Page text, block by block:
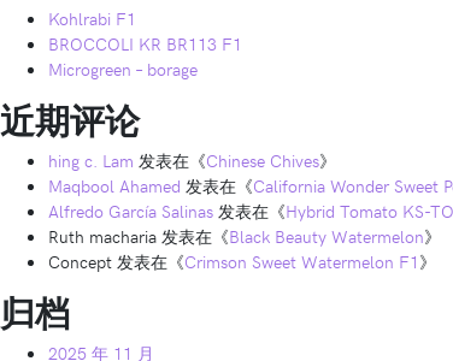
Kohlrabi F1
BROCCOLI KR BR113 F1
Microgreen – borage
近期评论
hing c. Lam 发表在《Chinese Chives》
Maqbool Ahamed 发表在《California Wonder Sweet
Alfredo García Salinas 发表在《Hybrid Tomato KS-
Ruth macharia 发表在《Black Beauty Watermelon》
Concept 发表在《Crimson Sweet Watermelon F1 》
归档
2025 年 11 月